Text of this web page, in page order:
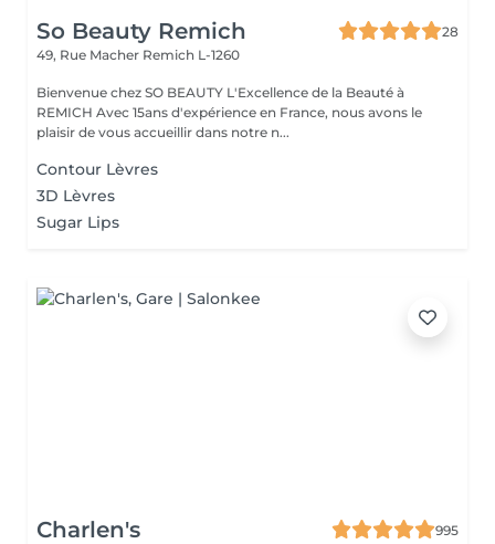
So Beauty Remich
28
49, Rue Macher Remich L-1260
Bienvenue chez SO BEAUTY L'Excellence de la Beauté à
REMICH Avec 15ans d'expérience en France, nous avons le
plaisir de vous accueillir dans notre n...
Contour Lèvres
3D Lèvres
Sugar Lips
Charlen's
995